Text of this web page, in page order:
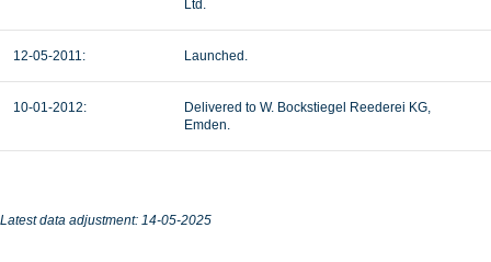
Ltd.
12-05-2011: Launched.
10-01-2012:
Delivered to W. Bockstiegel Reederei KG,
Emden.
Latest data adjustment: 14-05-2025